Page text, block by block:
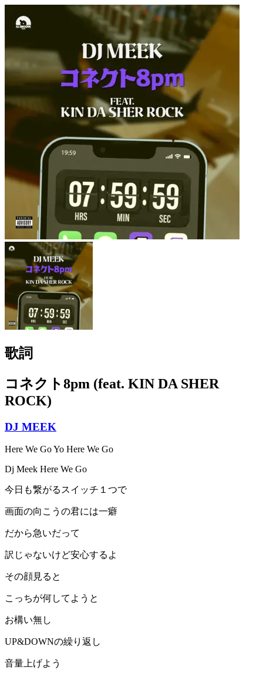
歌詞
コネクト8pm (feat. KIN DA SHER
ROCK)
DJ MEEK
Here We Go Yo Here We Go
Dj Meek Here We Go
今日も繋がるスイッチ１つで
画面の向こうの君には一癖
だから急いだって
訳じゃないけど安心するよ
その顔見ると
こっちが何してようと
お構い無し
UP&DOWNの繰り返し
音量上げよう